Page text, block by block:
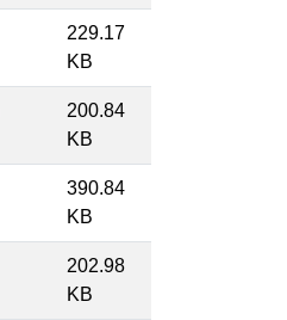
229.17
KB
200.84
KB
390.84
KB
202.98
KB